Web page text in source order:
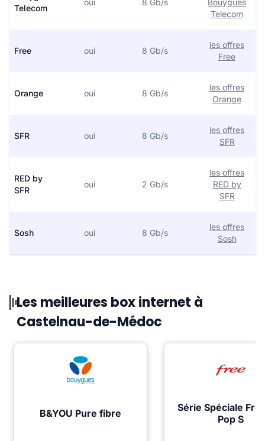
Telecom
oui 8 Gb/s
Bouygues
Telecom
Free oui 8 Gb/s
les offres
Free
Orange oui 8 Gb/s
les offres
Orange
SFR oui 8 Gb/s
les offres
SFR
RED by
SFR
oui 2 Gb/s
les offres
RED by
SFR
Sosh oui 8 Gb/s
les offres
Sosh
Les meilleures box internet à
Castelnau-de-Médoc
B&YOU Pure fibre
Série Spéciale
Pop S